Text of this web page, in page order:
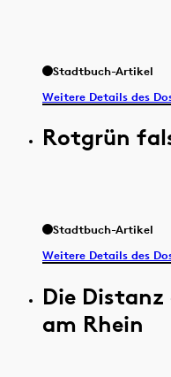
Stadtbuch-Artikel
Weitere Details des
Rotgrün
Stadtbuch-Artikel
Weitere Details des
Die Distanz
am Rhein